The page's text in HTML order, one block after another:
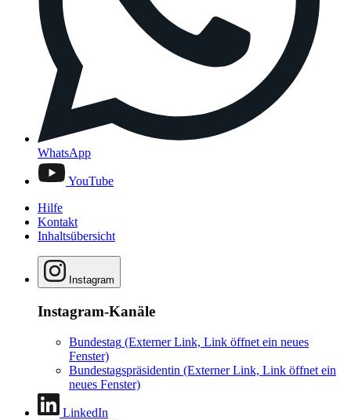
WhatsApp
YouTube
Hilfe
Kontakt
Inhaltsübersicht
Instagram
Instagram-Kanäle
Bundestag (Externer Link, Link öffnet ein neues
Fenster)
Bundestagspräsidentin (Externer Link, Link öffnet ein
neues Fenster)
LinkedIn